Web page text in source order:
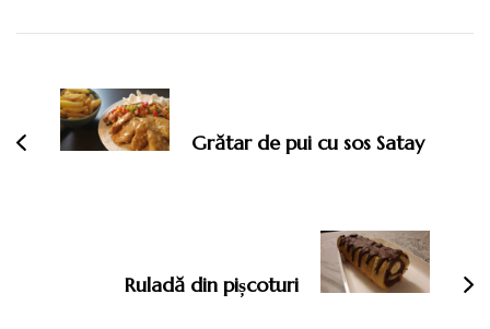
articole
Grătar de pui cu sos Satay
Ruladă din pișcoturi